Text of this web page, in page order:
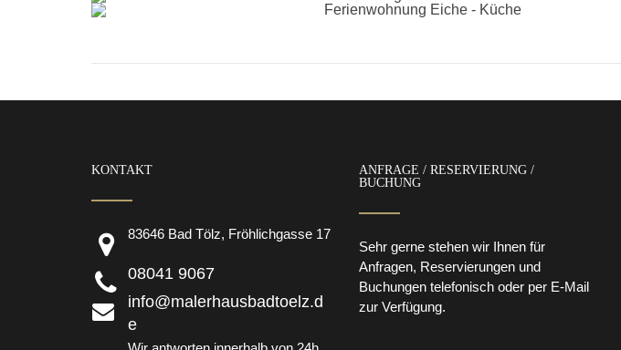
KONTAKT
83646 Bad Tölz, Fröhlichgasse 17
08041 9067
info@malerhausbadtoelz.d
e
ANFRAGE / RESERVIERUNG /
BUCHUNG
Sehr gerne stehen wir Ihnen für
Anfragen, Reservierungen und
Buchungen telefonisch oder per E-Mail
zur Verfügung.